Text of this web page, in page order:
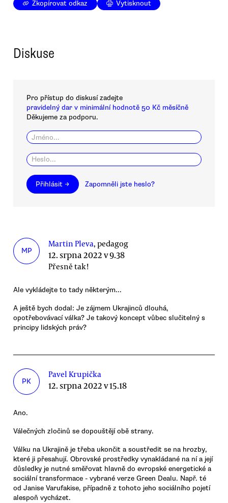
Zkopírovat odkaz Vytisknout
Diskuse
Pro přístup do diskusí zadejte
pravidelný dar v minimální hodnotě 50 Kč měsíčně
Děkujeme za podporu.
Přihlásit → Zapomněli jste heslo?
MP
Martin Pleva, pedagog
12. srpna 2022 v 9.38
Přesně tak!
Ale vykládejte to tady některým...
A ještě bych dodal: Je zájmem Ukrajinců dlouhá,
opotřebovávací válka? Je takový koncept vůbec slučitelný s
principy lidských práv?
PK
Pavel Krupička
12. srpna 2022 v 15.18
Ano.
Válečných zločinů se dopouštějí obě strany.
Válku na Ukrajině je třeba ukončit a soustředit se na hrozby,
které ji přesahují. Obrovské prostředky vynakládané na ní a její
důsledky je nutné směřovat hlavně do evropské energetické a
sociální transformace - vybrané verze Green Dealu. Např. té
od Janise Varufakise, případně z tohoto jeho sociálního pojetí
alespoň vycházet.